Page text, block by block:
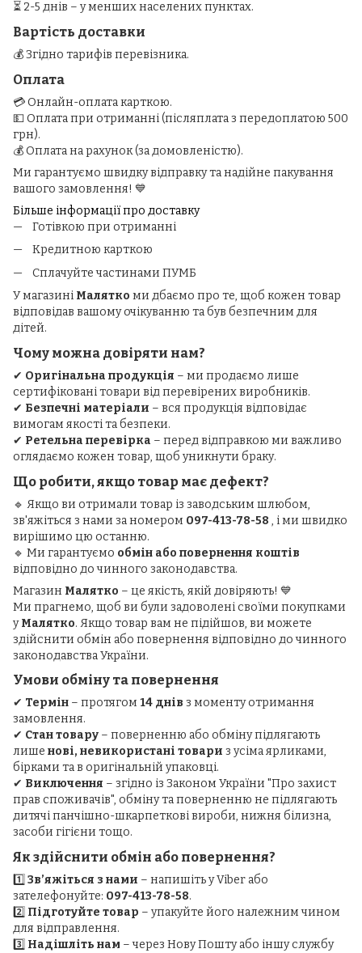
⏳ 2-5 днів – у менших населених пунктах.
Вартість доставки
💰 Згідно тарифів перевізника.
Оплата
💳 Онлайн-оплата карткою.
💵 Оплата при отриманні (післяплата з передоплатою 500
грн).
💰 Оплата на рахунок (за домовленістю).
Ми гарантуємо швидку відправку та надійне пакування
вашого замовлення! 💙
Більше інформації про доставку
Готівкою при отриманні
Кредитною карткою
Сплачуйте частинами ПУМБ
У магазині Малятко ми дбаємо про те, щоб кожен товар
відповідав вашому очікуванню та був безпечним для
дітей.
Чому можна довіряти нам?
✔ Оригінальна продукція – ми продаємо лише
сертифіковані товари від перевірених виробників.
✔ Безпечні матеріали – вся продукція відповідає
вимогам якості та безпеки.
✔ Ретельна перевірка – перед відправкою ми важливо
оглядаємо кожен товар, щоб уникнути браку.
Що робити, якщо товар має дефект?
🔹 Якщо ви отримали товар із заводським шлюбом,
зв'яжіться з нами за номером 097-413-78-58 , і ми швидко
вирішимо цю останню.
🔹 Ми гарантуємо обмін або повернення коштів
відповідно до чинного законодавства.
Магазин Малятко – це якість, якій довіряють! 💙
Ми прагнемо, щоб ви були задоволені своїми покупками
уМалятко. Якщо товар вам не підійшов, ви можете
здійснити обмін або повернення відповідно до чинного
законодавства України.
Умови обміну та повернення
✔ Термін – протягом 14 днів з моменту отримання
замовлення.
✔ Стан товару – поверненню або обміну підлягають
лише нові, невикористані товари з усіма ярликами,
бірками та в оригінальній упаковці.
✔ Виключення – згідно із Законом України "Про захист
прав споживачів", обміну та поверненню не підлягають
дитячі панчішно-шкарпеткові вироби, нижня білизна,
засоби гігієни тощо.
Як здійснити обмін або повернення?
1️⃣ Зв’яжіться з нами – напишіть у Viber або
зателефонуйте: 097-413-78-58.
2️⃣ Підготуйте товар – упакуйте його належним чином
для відправлення.
3️⃣ Надішліть нам – через Нову Пошту або іншу службу